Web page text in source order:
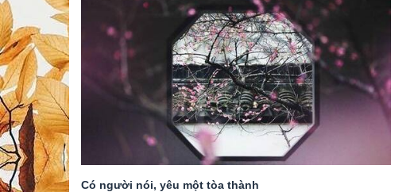
Có người nói, yêu một tòa thành